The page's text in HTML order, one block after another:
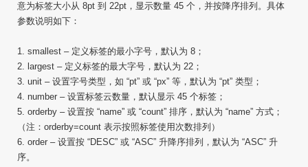
意为标签大小从 8pt 到 22pt，显示数量 45 个，并按降序排列。具体
参数说明如下：
1. smallest – 定义标签的最小字号，默认为 8；
2. largest – 定义标签的最大字号，默认为 22；
3. unit – 设置字号类型，如 “pt” 或 “px” 等，默认为 “pt” 类型；
4. number – 设置标签云数量，默认显示 45 个标签；
5. orderby – 设置按 “name” 或 “count” 排序，默认为 “name” 方式；
（注：orderby=count 表示按照标签使用次数排列）
6. order – 设置按 “DESC” 或 “ASC” 升降序排列，默认为 “ASC” 升
序。